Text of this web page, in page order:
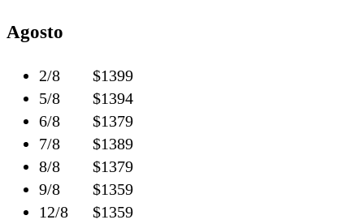
Agosto
2/8 $1399
5/8 $1394
6/8 $1379
7/8 $1389
8/8 $1379
9/8 $1359
12/8 $1359